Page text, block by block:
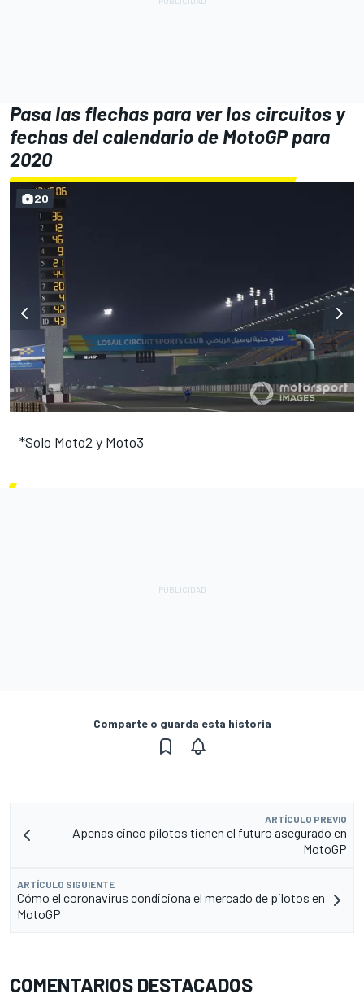
Pasa las flechas para ver los circuitos y
fechas del calendario de MotoGP para
2020
*Solo Moto2 y Moto3
20
Comparte o guarda esta historia
ARTÍCULO PREVIO
Apenas cinco pilotos tienen el futuro asegurado en
MotoGP
ARTÍCULO SIGUIENTE
Cómo el coronavirus condiciona el mercado de pilotos en
MotoGP
COMENTARIOS DESTACADOS